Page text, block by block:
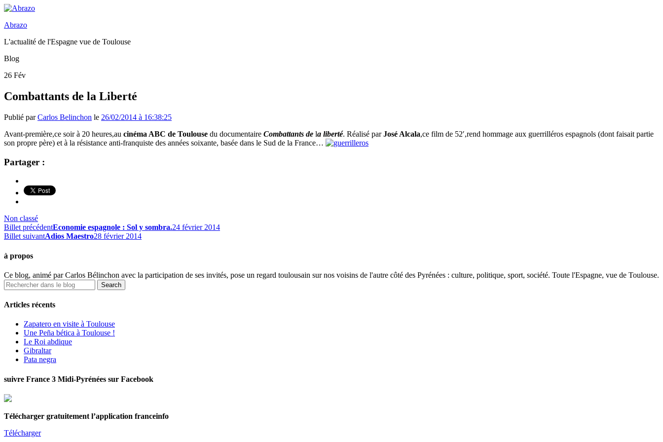
Abrazo
L'actualité de l'Espagne vue de Toulouse
Blog
26 Fév
Combattants de la Liberté
Publié parCarlos Belinchon le 26/02/2014 à 16:38:25
Avant-première,ce soir à 20 heures,au cinéma ABC de Toulouse du documentaire Combattants de la liberté. Réalisé parJosé Alcala,ce film de 52′,rend hommage aux guerrilléros espagnols (dont faisait partie
son propre père) et à la résistance anti-franquiste des années soixante, basée dans le Sud de la France…
Partager :
Non classé
Billet précédentEconomie espagnole : Sol y sombra.24 février 2014
Billet suivantAdios Maestro28 février 2014
à propos
Ce blog, animé par Carlos Bélinchon avec la participation de ses invités, pose un regard toulousain sur nos voisins de l'autre côté des Pyrénées : culture, politique, sport, société. Toute l'Espagne, vue de Toulouse.
Articles récents
Zapatero en visite à Toulouse
Une Peña bética à Toulouse !
Le Roi abdique
Gibraltar
Pata negra
suivre France 3 Midi-Pyrénées sur Facebook
Télécharger gratuitement l’application franceinfo
Télécharger